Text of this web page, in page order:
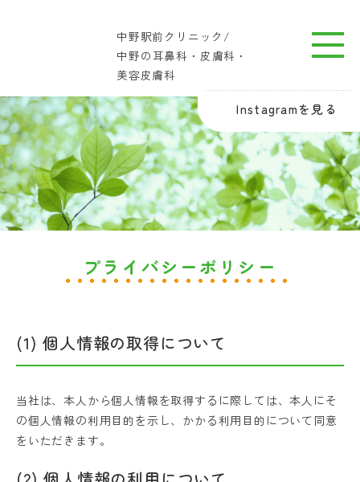
中野駅前クリニック/
中野の耳鼻科・皮膚科・
美容皮膚科
Instagramを見る
プライバシーポリシー
(1) 個人情報の取得について
当社は、本人から個人情報を取得するに際しては、本人にそ
の個人情報の利用目的を示し、かかる利用目的について同意
をいただきます。